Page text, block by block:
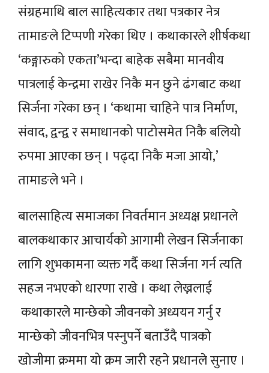
संग्रहमाथि बाल साहित्यकार तथा पत्रकार नेत्र
तामाङले टिप्पणी गरेका थिए । कथाकारले शीर्षकथा
‘कङ्गारुको एकता’भन्दा बाहेक सबैमा मानवीय
पात्रलाई केन्द्रमा राखेर निकै मन छुने ढंगबाट कथा
सिर्जना गरेका छन् । ‘कथामा चाहिने पात्र निर्माण,
संवाद, द्वन्द्व र समाधानको पाटोसमेत निकै बलियो
रुपमा आएका छन् । पढ्दा निकै मजा आयो,’
तामाङले भने ।
बालसाहित्य समाजका निवर्तमान अध्यक्ष प्रधानले
बालकथाकार आचार्यको आगामी लेखन सिर्जनाका
लागि शुभकामना व्यक्त गर्दै कथा सिर्जना गर्न त्यति
सहज नभएको धारणा राखे । कथा लेख्नलाई
कथाकारले मान्छेको जीवनको अध्ययन गर्नु र
मान्छेको जीवनभित्र पस्नुपर्ने बताउँदै पात्रको
खोजीमा क्रममा यो क्रम जारी रहने प्रधानले सुनाए ।